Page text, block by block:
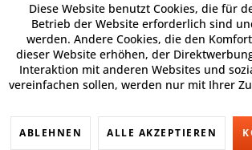
Diese Website benutzt Cookies, die für
Betrieb der Website erforderlich sind
werden. Andere Cookies, die den
dieser Website erhöhen, der
Interaktion mit anderen Websites und
vereinfachen sollen, werden nur mit Ihrer
ABLEHNEN ALLE AKZEPTIEREN